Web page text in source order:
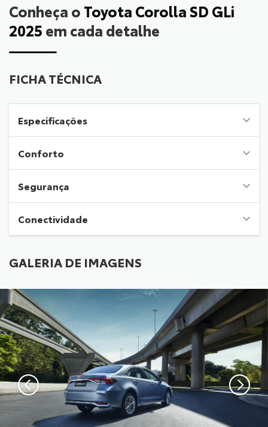
Conheça o Toyota Corolla SD GLi
2025 em cada detalhe
FICHA TÉCNICA
Especificações
Conforto
Segurança
Conectividade
GALERIA DE IMAGENS